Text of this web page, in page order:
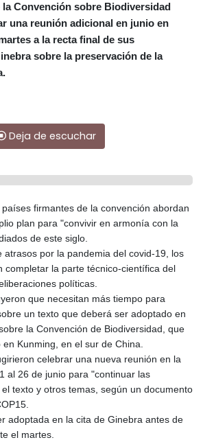
la Convención sobre Biodiversidad
una reunión adicional en junio en
a la recta final de sus
sobre la preservación de la
Deja de escuchar
firmantes de la convención abordan
plan para "convivir en armonía con la
de este siglo.
atrasos por la pandemia del covid-19, los
completar la parte técnico-científica del
políticas.
que necesitan más tiempo para
un texto que deberá ser adoptado en
la Convención de Biodiversidad, que
Kunming, en el sur de China.
celebrar una nueva reunión en la
al 26 de junio para "continuar las
texto y otros temas, según un documento
adoptada en la cita de Ginebra antes de
el martes.